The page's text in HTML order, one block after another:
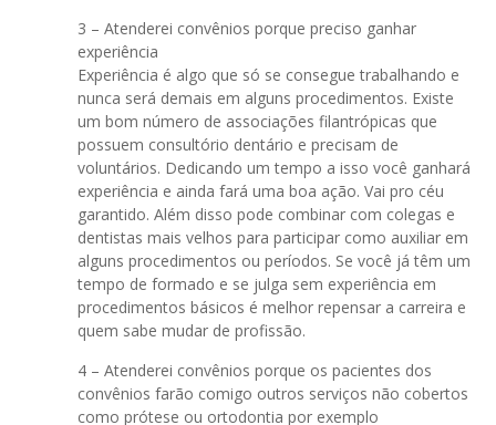
3 – Atenderei convênios porque preciso ganhar
experiência
Experiência é algo que só se consegue trabalhando e
nunca será demais em alguns procedimentos. Existe
um bom número de associações filantrópicas que
possuem consultório dentário e precisam de
voluntários. Dedicando um tempo a isso você ganhará
experiência e ainda fará uma boa ação. Vai pro céu
garantido. Além disso pode combinar com colegas e
dentistas mais velhos para participar como auxiliar em
alguns procedimentos ou períodos. Se você já têm um
tempo de formado e se julga sem experiência em
procedimentos básicos é melhor repensar a carreira e
quem sabe mudar de profissão.
4 – Atenderei convênios porque os pacientes dos
convênios farão comigo outros serviços não cobertos
como prótese ou ortodontia por exemplo